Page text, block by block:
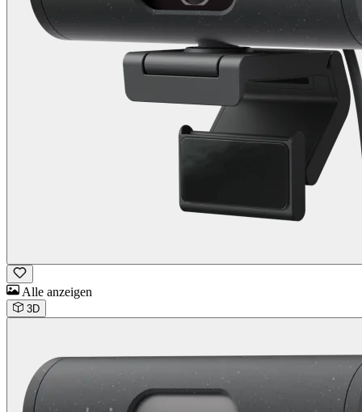
Alle anzeigen
3D